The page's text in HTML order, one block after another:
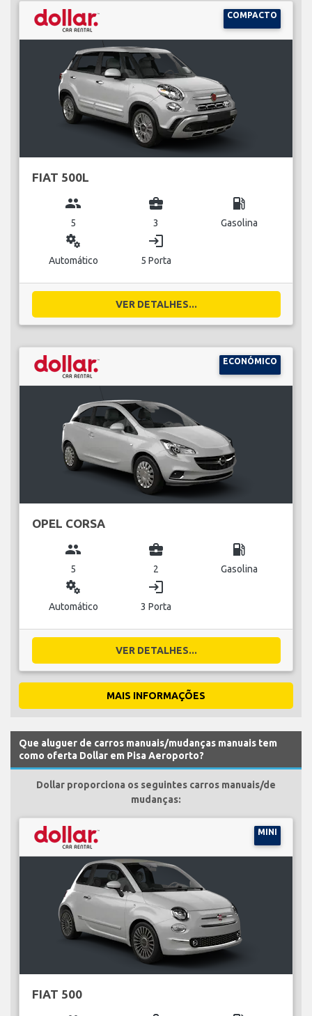
COMPACTO
FIAT 500L
group
5
business_center
3
local_gas_station
Gasolina
miscellaneous_services
Automático
login
5 Porta
VER DETALHES...
ECONÓMICO
OPEL CORSA
group
5
business_center
2
local_gas_station
Gasolina
miscellaneous_services
Automático
login
3 Porta
VER DETALHES...
MAIS INFORMAÇÕES
Que aluguer de carros manuais/mudanças manuais tem
como oferta Dollar em Pisa Aeroporto?
Dollar proporciona os seguintes carros manuais/de
mudanças:
MINI
FIAT 500